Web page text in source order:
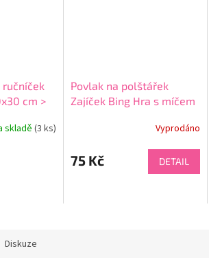
ručníček
cm >
skladě (3 ks)
Povlak na polštářek
Zajíček Bing Hra s míčem
Vyprodáno
75 Kč DETAIL
Diskuze